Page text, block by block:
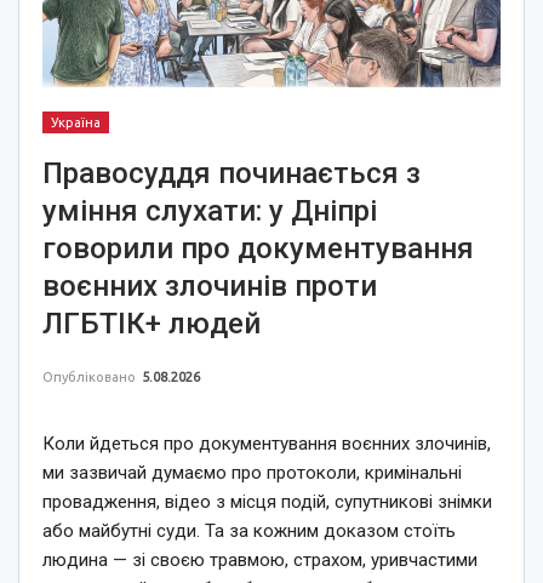
Україна
Правосуддя починається з
уміння слухати: у Дніпрі
говорили про документування
воєнних злочинів проти
ЛГБТІК+ людей
Опубліковано 5.08.2026
Коли йдеться про документування воєнних злочинів,
ми зазвичай думаємо про протоколи, кримінальні
провадження, відео з місця подій, супутникові знімки
або майбутні суди. Та за кожним доказом стоїть
людина — зі своєю травмою, страхом, уривчастими